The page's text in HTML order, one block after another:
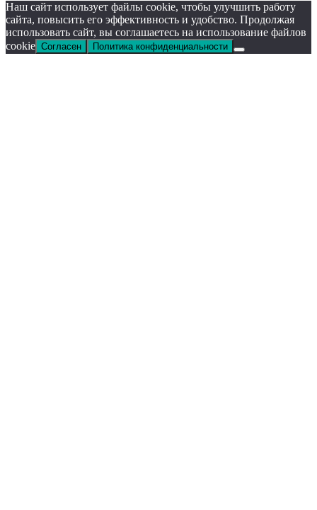
Наш сайт использует файлы cookie, чтобы улучшить работу
сайта, повысить его эффективность и удобство. Продолжая
использовать сайт, вы соглашаетесь на использование файлов
cookie Согласен Политика конфиденциальности